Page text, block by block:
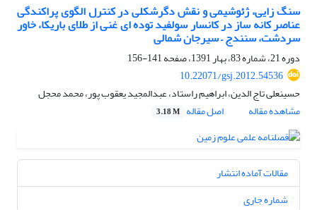
سنگ زایی، ژئوشیمی و نقش دگرشکلی در کنترل الگوی پراکندگی
عناصر کانه ساز در کانسار سولفید توده ای غنی از طلای باریکا، خاور
سردشت، سنندج – سیرجان شمالی
دوره 21، شماره 83، بهار 1391، صفحه
141-156
10.22071/gsj.2012.54536
حسینعلی تاج الدین، ابراهیم راستاد، عبدالمجید یعقوب پور، محمد محجل
مشاهده مقاله
اصل مقاله 3.18 M
مقالات آماده انتشار
شماره جاری